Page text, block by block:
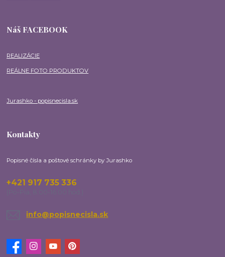
Náš FACEBOOK
REALIZÁCIE
REÁLNE FOTO PRODUKTOV
Jurashko - popisnecisla.sk
Kontakty
Popisné čísla a poštové schránky by Jurashko
+421 917 735 336
info@popisnecisla.sk